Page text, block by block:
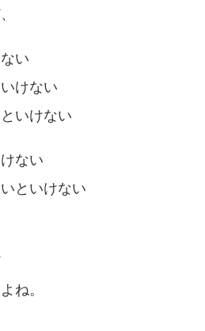
い
けない
いけない
ない
といけない
ね。